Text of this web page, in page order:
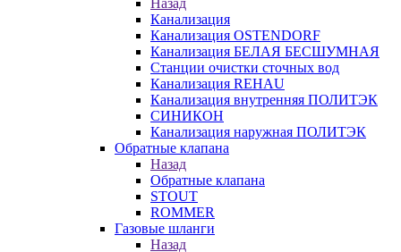
Назад
Канализация
Канализация OSTENDORF
Канализация БЕЛАЯ БЕСШУМНАЯ
Станции очистки сточных вод
Канализация REHAU
Канализация внутренняя ПОЛИТЭК
СИНИКОН
Канализация наружная ПОЛИТЭК
Обратные клапана
Назад
Обратные клапана
STOUT
ROMMER
Газовые шланги
Назад